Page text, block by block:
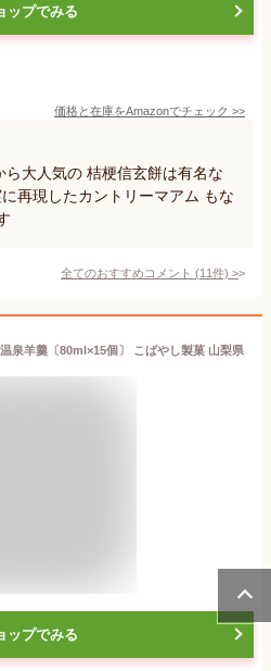
ップでみる
価格と在庫をAmazonでチェック >>
大人気の 桔梗信玄餅は有名な
再現したカントリーマアム もな
全てのおすすめコメント (11件) >
泉羊羹〔80ml×15個〕 こばやし製菓 山梨県
ップでみる